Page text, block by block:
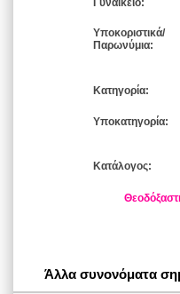
Γυναικείο:
Υποκοριστικά/
Παρωνύμια:
Κατηγορία:
Υποκατηγορία:
Κατάλογος:
Άλλα συνονόματα